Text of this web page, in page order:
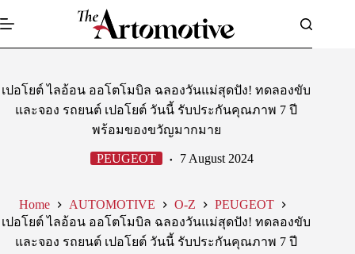
to
เปอโยต์ ไลอ้อน ออโตโมบิล ฉลองวันแม่สุดปัง! ทดลองขับ
และจอง รถยนต์ เปอโยต์ วันนี้ รับประกันคุณภาพ 7 ปี
พร้อมของขวัญมากมาย
PEUGEOT 7 August 2024
Home AUTOMOTIVE O-Z
PEUGEOT
เปอโยต์ ไลอ้อน ออโตโมบิล ฉลองวันแม่สุดปัง! ทดลองขับ
และจอง รถยนต์ เปอโยต์ วันนี้ รับประกันคุณภาพ 7 ปี